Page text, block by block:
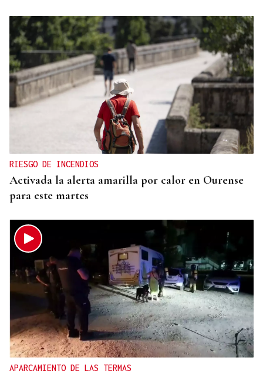
RIESGO DE INCENDIOS
Activada la alerta amarilla por calor en Ourense
para este martes
APARCAMIENTO DE LAS TERMAS